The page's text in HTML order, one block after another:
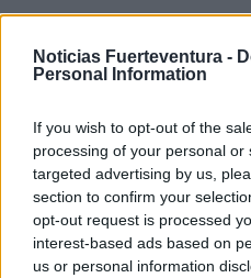
Noticias Fuerteventura -
Personal Information
If you wish to opt-out of the
processing of your personal
targeted advertising by us,
section to confirm your
opt-out request is processed
interest-based ads based on
us or personal information
Los trabajos implican
barrancos y la
de aparcamientos y el
destacar que en los
realizados, la
susceptibles de
posibles ámbitos